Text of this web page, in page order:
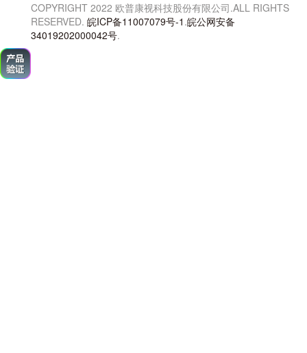
COPYRIGHT 2022 欧普康视科技股份有限公司.ALL RIGHTS
RESERVED. 皖ICP备11007079号-1 .皖公网安备
34019202000042号.